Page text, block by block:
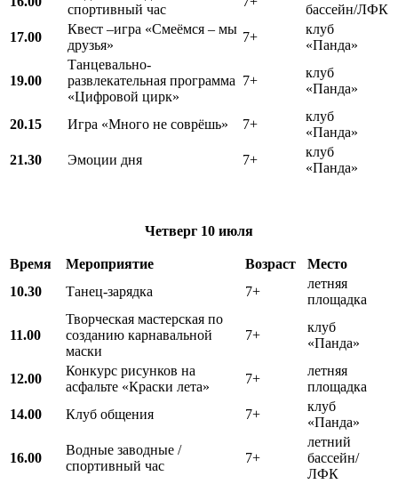
спортивный час
бассейн/ЛФК
17.00
Квест –игра «Смеёмся – мы
друзья»
7+
клуб
«Панда»
19.00
Танцевально-
развлекательная программа
«Цифровой цирк»
7+
клуб
«Панда»
20.15 Игра «Много не соврёшь» 7+
клуб
«Панда»
21.30
Эмоции дня 7+
клуб
«Панда»
Четверг 10 июля
Время Мероприятие Возраст
Место
10.30
Танец-зарядка 7+
летняя
площадка
11.00
Творческая мастерская по
созданию карнавальной
маски
7+
клуб
«Панда»
12.00
Конкурс рисунков на
асфальте «Краски лета»
7+
летняя
площадка
14.00
Клуб общения 7+
клуб
«Панда»
16.00
Водные заводные /
спортивный час
7+
летний
бассейн/
ЛФК